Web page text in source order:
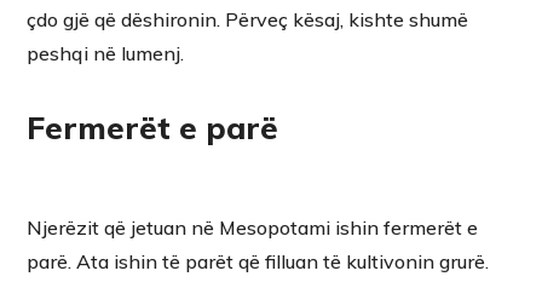
çdo gjë që dëshironin. Përveç kësaj, kishte shumë
peshqi në lumenj.
Fermerët e parë
Njerëzit që jetuan në Mesopotami ishin fermerët e
parë. Ata ishin të parët që filluan të kultivonin grurë.